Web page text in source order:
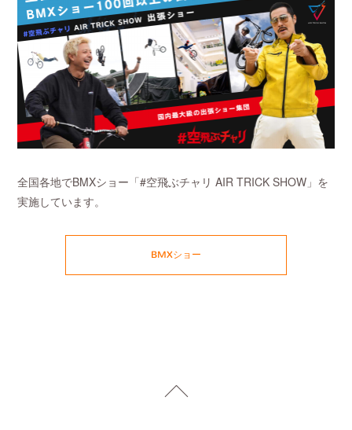
全国各地でBMXショー「#空飛ぶチャリ AIR TRICK SHOW」を
実施しています。
BMXショー